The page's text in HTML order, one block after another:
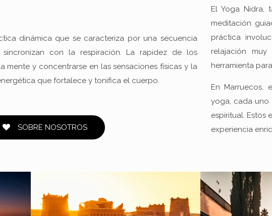
dinámica que se caracteriza por una secuencia
con la respiración. La rapidez de los
mente y concentrarse en las sensaciones físicas y la
que fortalece y tonifica el cuerpo.
SOBRE NOSOTROS
El Yoga Nidra,
meditación
práctica
relajación
herramienta
En Marruecos,
yoga, cada uno
espiritual. Estos
experiencia